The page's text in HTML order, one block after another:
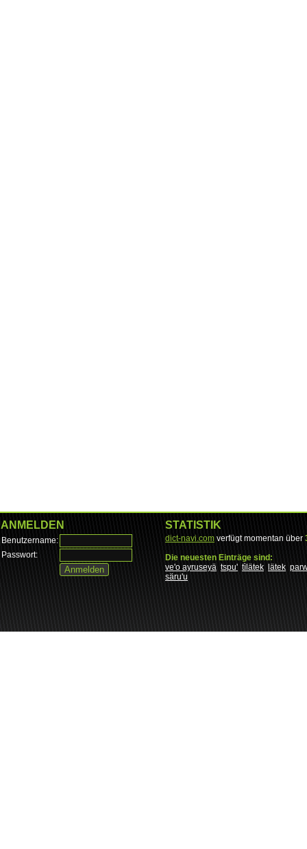
ANMELDEN
Benutzername:
Passwort:
STATISTIK
dict-navi.com verfügt momentan über
Die neuesten Einträge sind:
ve'o ayruseyä tspu' tìlätek lätek
säru'u